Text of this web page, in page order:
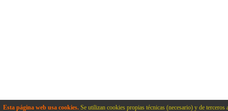
Esta página web usa cookies. Se utilizan cookies propias técnicas (necesario) y de